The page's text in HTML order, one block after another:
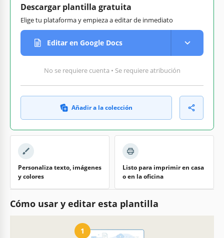
Descargar plantilla gratuita
Elige tu plataforma y empieza a editar de inmediato
Editar en Google Docs
No se requiere cuenta • Se requiere atribución
Añadir a la colección
Personaliza texto, imágenes
y colores
Listo para imprimir en casa
o en la oficina
Cómo usar y editar esta plantilla
1